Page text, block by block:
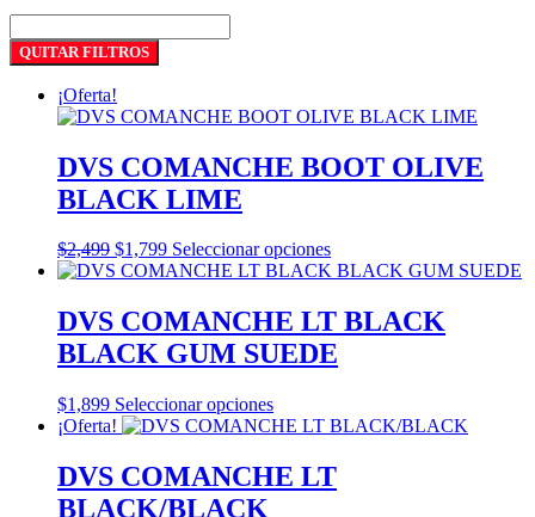
QUITAR FILTROS
¡Oferta!
DVS COMANCHE BOOT OLIVE
BLACK LIME
$2,499 El
precio
era:
$2,499.
$1,799El
precio
es:
$1,799.
Seleccionar opcionesEste
producto
múltiples
variantes.
Las
pueden
elegir
en
la
DVS COMANCHE LT BLACK
BLACK GUM SUEDE
$1,899 Seleccionar opcionesEste
producto
múltiples
variantes.
¡Oferta!
DVS COMANCHE LT
BLACK/BLACK